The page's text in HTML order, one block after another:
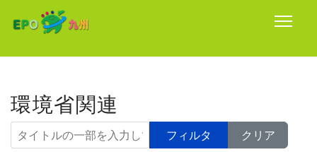
環境省関連
タイトルの一部を入力してください
フィルタ クリア